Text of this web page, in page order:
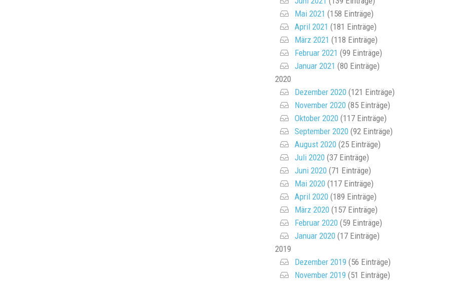
Mai 2021 (158 Einträge)
April 2021 (181 Einträge)
März 2021 (118 Einträge)
Februar 2021 (99 Einträge)
Januar 2021 (80 Einträge)
2020
Dezember 2020(121 Einträge)
November 2020(85 Einträge)
Oktober 2020(117 Einträge)
September 2020(92 Einträge)
August 2020(25 Einträge)
Juli 2020(37 Einträge)
Juni 2020(71 Einträge)
Mai 2020(117 Einträge)
April 2020(189 Einträge)
März 2020(157 Einträge)
Februar 2020(59 Einträge)
Januar 2020(17 Einträge)
2019
Dezember 2019 (56 Einträge)
November 2019 (51 Einträge)